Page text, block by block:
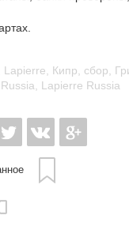
Lapierre Кипр сбор
Lapierre Russia